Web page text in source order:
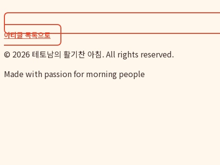
아티클 목록으로
© 2026 테토남의 활기찬 아침. All rights reserved.
Made with passion for morning people